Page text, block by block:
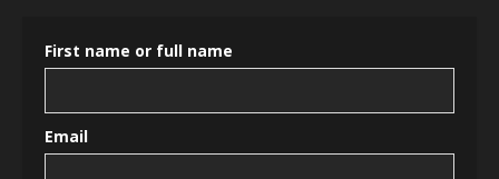
First name or full name
Email